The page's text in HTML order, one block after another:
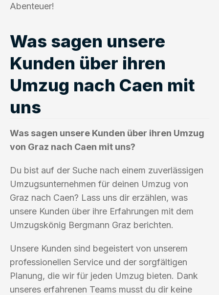
Abenteuer!
Was sagen unsere
Kunden über ihren
Umzug nach Caen mit
uns
Was sagen unsere Kunden über ihren Umzug
von Graz nach Caen mit uns?
Du bist auf der Suche nach einem zuverlässigen
Umzugsunternehmen für deinen Umzug von
Graz nach Caen? Lass uns dir erzählen, was
unsere Kunden über ihre Erfahrungen mit dem
Umzugskönig Bergmann Graz berichten.
Unsere Kunden sind begeistert von unserem
professionellen Service und der sorgfältigen
Planung, die wir für jeden Umzug bieten. Dank
unseres erfahrenen Teams musst du dir keine